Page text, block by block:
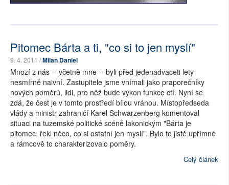
Pitomec Bárta a ti, "co si to jen myslí"
9. 4. 2011 /Milan Daniel
Mnozí z nás -- včetně mne -- byli před jedenadvaceti lety
nesmírně naivní. Zastupitele jsme vnímali jako praporečníky
nových poměrů, lidi, pro něž bude výkon funkce ctí. Nyní se
zdá, že čest je v tomto prostředí bílou vránou. Místopředseda
vlády a ministr zahraničí Karel Schwarzenberg komentoval
situaci na tuzemské politické scéně lakonickým "Bárta je
pitomec, řekl něco, co si ostatní jen myslí". Bylo to jistě upřímné
a rámcově to charakterizovalo poměry.
Celý článek